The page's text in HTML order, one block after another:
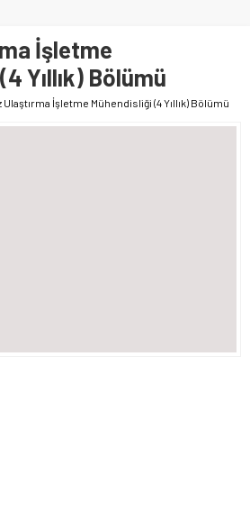
İşletme
Yıllık) Bölümü
Ulaştırma İşletme Mühendisliği (4 Yıllık) Bölümü